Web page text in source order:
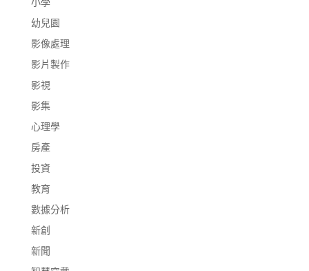
幼兒園
影像處理
影片製作
影視
影集
心理學
房產
投資
教育
數據分析
新創
新聞